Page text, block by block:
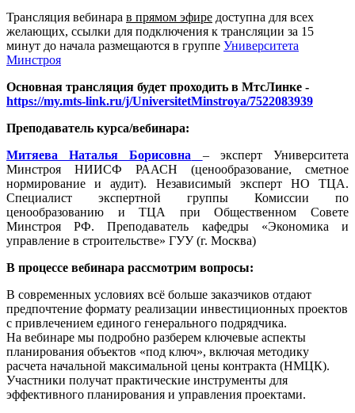
Трансляция вебинара в прямом эфире доступна для всех
желающих, ссылки для подключения к трансляции за 15
минут до начала размещаются в группе Университета
Минстроя
Основная трансляция будет проходить в МтсЛинке -
https://my.mts-link.ru/j/UniversitetMinstroya/7522083939
Преподаватель курса/вебинара:
Митяева Наталья Борисовна
– эксперт Университета
Минстроя НИИСФ РААСН (ценообразование, сметное
нормирование и аудит). Независимый эксперт НО ТЦА.
Специалист экспертной группы Комиссии по
ценообразованию и ТЦА при Общественном Совете
Минстроя РФ. Преподаватель кафедры «Экономика и
управление в строительстве» ГУУ (г. Москва)
В процессе вебинара рассмотрим вопросы:
В современных условиях всё больше заказчиков отдают
предпочтение формату реализации инвестиционных проектов
с привлечением единого генерального подрядчика.
На вебинаре мы подробно разберем ключевые аспекты
планирования объектов «под ключ», включая методику
расчета начальной максимальной цены контракта (НМЦК).
Участники получат практические инструменты для
эффективного планирования и управления проектами.